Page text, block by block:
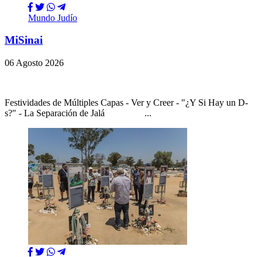
Mundo Judío
MiSinai
06 Agosto 2026
Festividades de Múltiples Capas - Ver y Creer - "¿Y Si Hay un D-
s?" - La Separación de Jalá ...